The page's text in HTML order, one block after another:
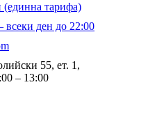
тарифа)
ден до 22:00
55, ет. 1 ,
– 13:00